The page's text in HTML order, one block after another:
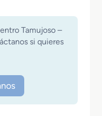
Tamujoso –
si quieres